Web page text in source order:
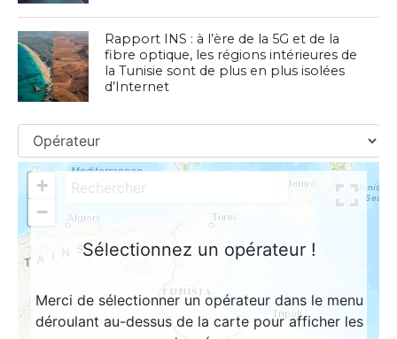
Rapport INS : à l’ère de la 5G et de la
fibre optique, les régions intérieures de
la Tunisie sont de plus en plus isolées
d’Internet